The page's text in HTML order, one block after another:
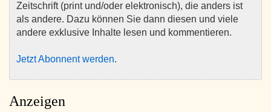
Zeitschrift (print und/oder elektronisch), die anders ist
als andere. Dazu können Sie dann diesen und viele
andere exklusive Inhalte lesen und kommentieren.
Jetzt Abonnent werden.
Anzeigen